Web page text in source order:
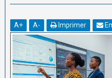
A+ A- Imprimer